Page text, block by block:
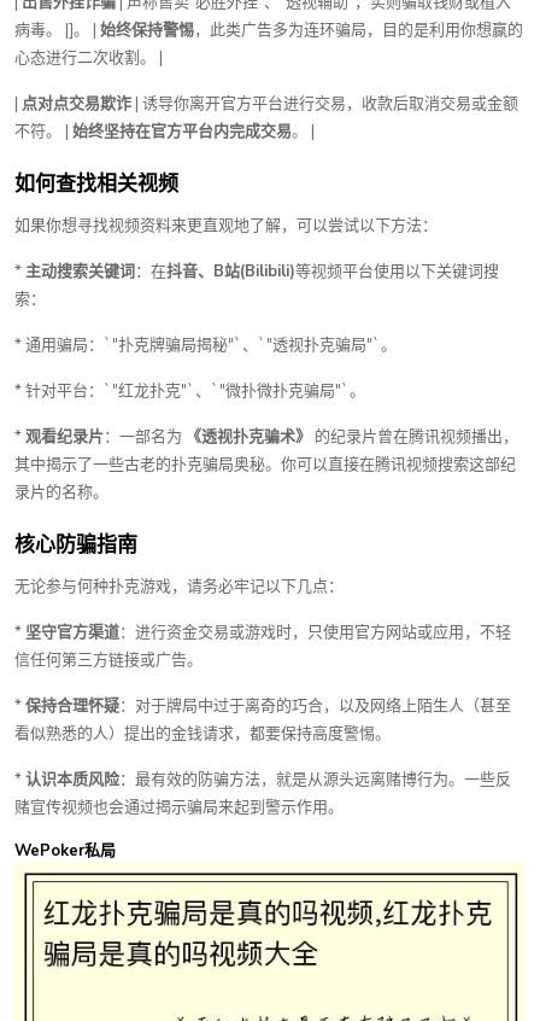
病毒。 |]。 | 始终保持警惕，此类广告多为连环骗局，目的是利用你想赢的
心态进行二次收割。 |
| 点对点交易欺诈 | 诱导你离开官方平台进行交易，收款后取消交易或金额
不符。 | 始终坚持在官方平台内完成交易。 |
如何查找相关视频
如果你想寻找视频资料来更直观地了解，可以尝试以下方法：
*主动搜索关键词：在抖音、B站(Bilibili)等视频平台使用以下关键词搜
索：
* 通用骗局：`"扑克牌骗局揭秘"`、`"透视扑克骗局"`。
* 针对平台：`"红龙扑克"`、`"微扑微扑克骗局"`。
*观看纪录片：一部名为 《透视扑克骗术》 的纪录片曾在腾讯视频播出，
其中揭示了一些古老的扑克骗局奥秘。你可以直接在腾讯视频搜索这部纪
录片的名称。
核心防骗指南
无论参与何种扑克游戏，请务必牢记以下几点：
*坚守官方渠道：进行资金交易或游戏时，只使用官方网站或应用，不轻
信任何第三方链接或广告。
*保持合理怀疑：对于牌局中过于离奇的巧合，以及网络上陌生人（甚至
看似熟悉的人）提出的金钱请求，都要保持高度警惕。
*认识本质风险：最有效的防骗方法，就是从源头远离赌博行为。一些反
赌宣传视频也会通过揭示骗局来起到警示作用。
WePoker私局